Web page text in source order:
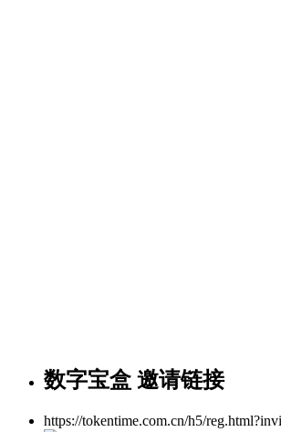
数字宝盒 邀请链接
https://tokentime.com.cn/h5/